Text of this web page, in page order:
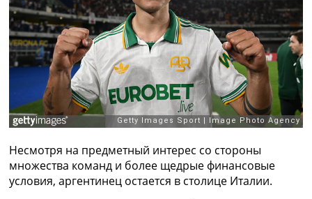
RU
UA
Categories
Главная
Новости футбола
Видео
Новости футбола Украины
Последние комментарии
Конкурс прогнозов
Несмотря на предметный интерес со стороны
множества команд и более щедрые финансовые
условия, аргентинец остается в столице Италии.